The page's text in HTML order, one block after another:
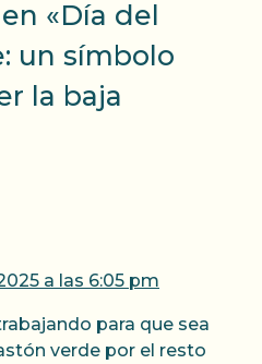
«Día del
un símbolo
la baja
a las 6:05 pm
para que sea
verde por el resto